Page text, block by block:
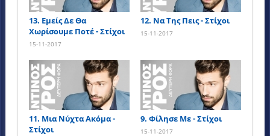
13. Εμείς Δε Θα
Χωρίσουμε Ποτέ - Στίχοι
15-11-2017
12. Να Της Πεις - Στίχοι
15-11-2017
11. Μια Νύχτα Ακόμα -
Στίχοι
9. Φίλησε Με - Στίχοι
15-11-2017